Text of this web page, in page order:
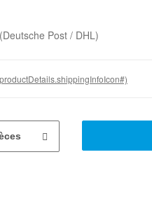
(Deutsche Post / DHL)